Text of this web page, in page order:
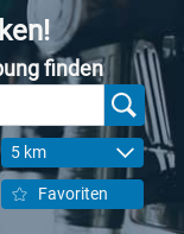
finden
5 km
Favoriten